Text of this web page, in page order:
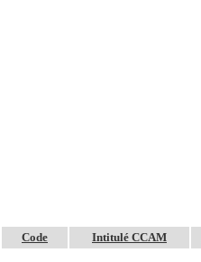
Code Intitulé CCAM